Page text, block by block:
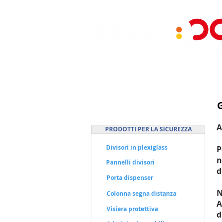
PRODOTTI PER LA SICUREZZA
Divisori in plexiglass
Pannelli divisori
Porta dispenser
Colonna segna distanza
Visiera protettiva